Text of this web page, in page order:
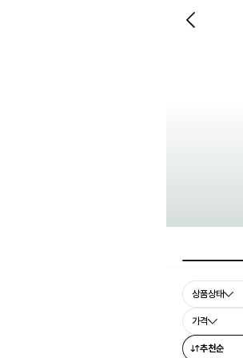
상품상태
가격
추천순